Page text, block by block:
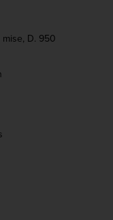
mise, D. 950